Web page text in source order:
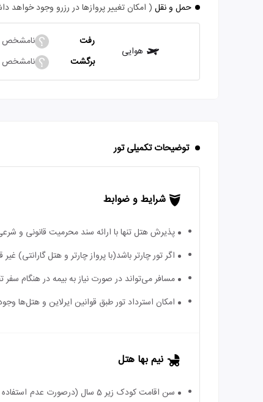
حمل و نقل ( امکان تغییر پروازها در رزرو وجود خواهد
هوایی
رفت نامشخص
برگشت نامشخص
توضیحات تکمیلی تور
شرایط و ضوابط
پذیرش هتل تنها با ارائه سند محرمیت قانونی و
اگر تور چارتر باشد(با پرواز چارتر و هتل
مسافر می‌تواند در صورت نیاز به بیمه در هنگام سفر
امکان استرداد تور طبق قوانین ایرلاین و هتل‌ها
نیم بها هتل